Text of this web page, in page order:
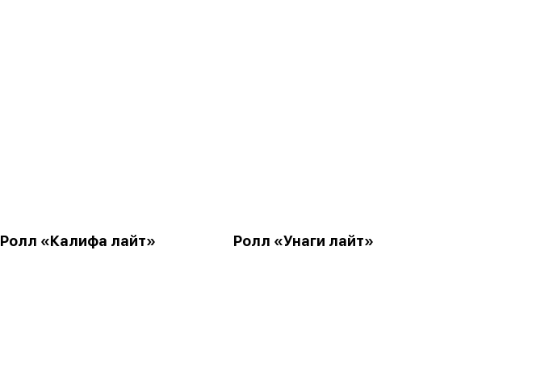
Ролл «Калифа лайт» Ролл «Унаги лайт»